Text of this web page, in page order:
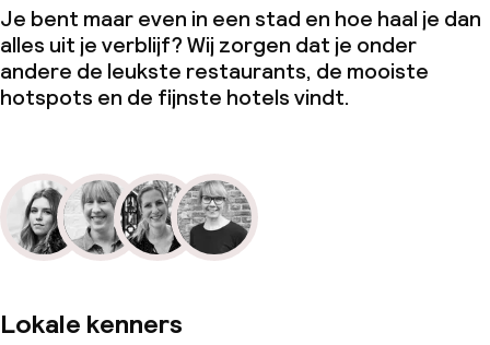
Je bent maar even in een stad en hoe haal je dan
alles uit je verblijf? Wij zorgen dat je onder
andere de leukste restaurants, de mooiste
hotspots en de fijnste hotels vindt.
Lokale kenners